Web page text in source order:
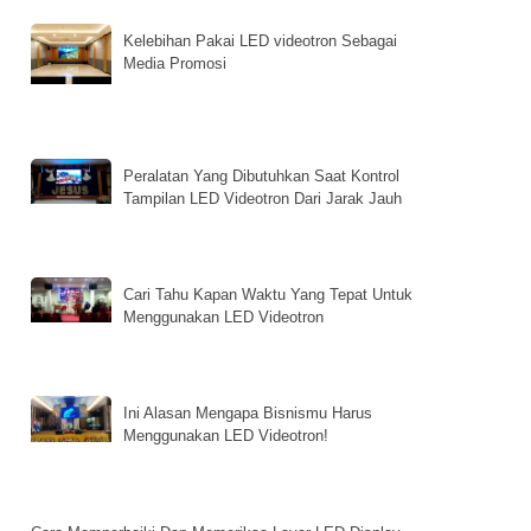
Kelebihan Pakai LED videotron Sebagai
Media Promosi
Peralatan Yang Dibutuhkan Saat Kontrol
Tampilan LED Videotron Dari Jarak Jauh
Cari Tahu Kapan Waktu Yang Tepat Untuk
Menggunakan LED Videotron
Ini Alasan Mengapa Bisnismu Harus
Menggunakan LED Videotron!